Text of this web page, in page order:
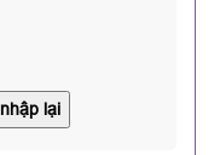
nhập lại